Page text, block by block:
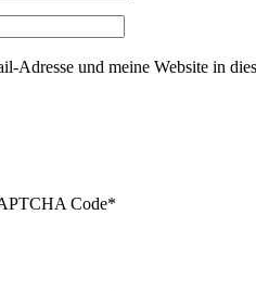
Adresse und meine Website in
Code*